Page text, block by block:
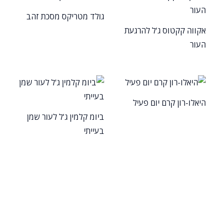
אקווה קקטוס ג'ל להרגעת
העור
גולד מטריקס מסכת זהב
היאלו-רון קרם יום פעיל
ביומ קלמין ג'ל לעור שמן
בעייתי